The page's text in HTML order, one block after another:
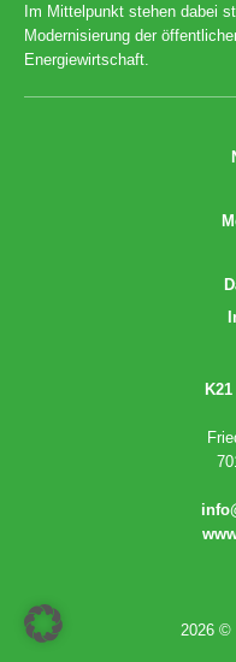
Im Mittelpunkt stehen dabei
Modernisierung der
Energiewirtschaft.
2026 ©